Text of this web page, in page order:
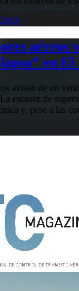
aéreos
en
avisan de un
escasez de
y, pese a las